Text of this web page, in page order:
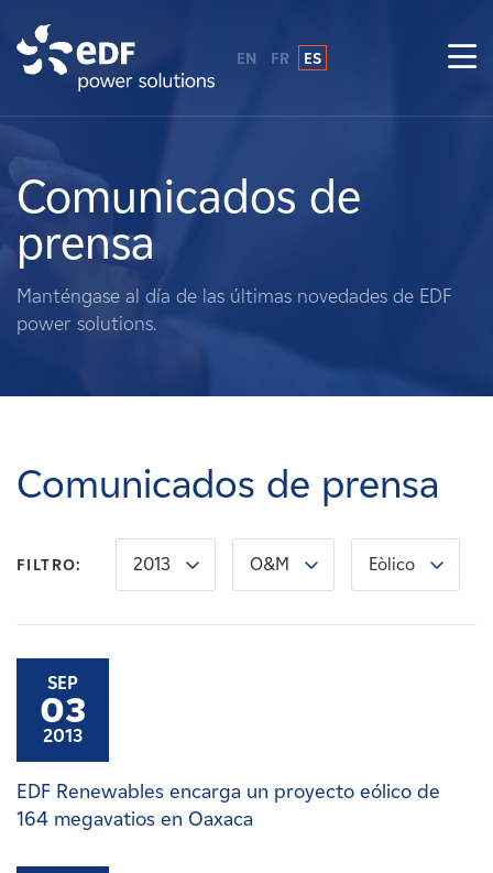
Sobre nosotros
Qué hacemos
Terratenientes
Carreras
Noticias
Afiliados
EN FR ES
Comunicados de
prensa
Manténgase al día de las últimas novedades de EDF
power solutions.
Comunicados de prensa
FILTRO: 2013 O&M Eòlico
SEP
03
2013
EDF Renewables encarga un proyecto eólico de
164 megavatios en Oaxaca